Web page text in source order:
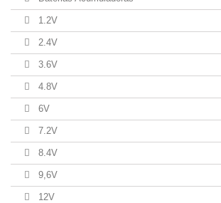
1.2V
2.4V
3.6V
4.8V
6V
7.2V
8.4V
9,6V
12V